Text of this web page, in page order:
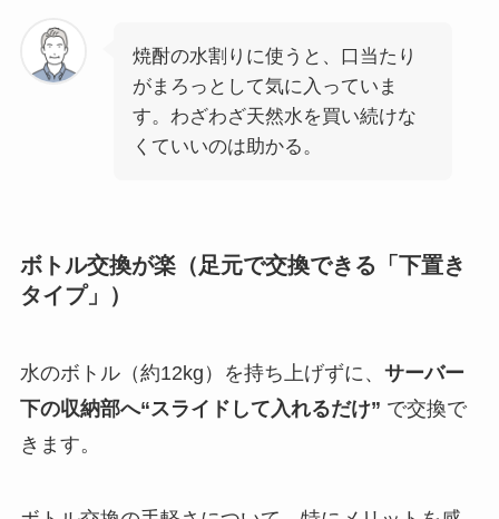
焼酎の水割りに使うと、口当たり
がまろっとして気に入っていま
す。わざわざ天然水を買い続けな
くていいのは助かる。
ボトル交換が楽（足元で交換できる「下置き
タイプ」）
水のボトル（約12kg）を持ち上げずに、 サーバー
下の収納部へ“スライドして入れるだけ” で交換で
きます。